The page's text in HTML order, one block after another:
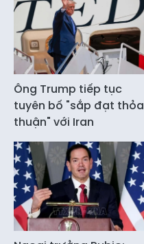
Ông Trump tiếp tục
tuyên bố "sắp đạt thỏa
thuận" với Iran